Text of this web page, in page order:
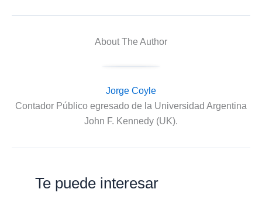
About The Author
Jorge Coyle
Contador Público egresado de la Universidad Argentina
John F. Kennedy (UK).
Te puede interesar